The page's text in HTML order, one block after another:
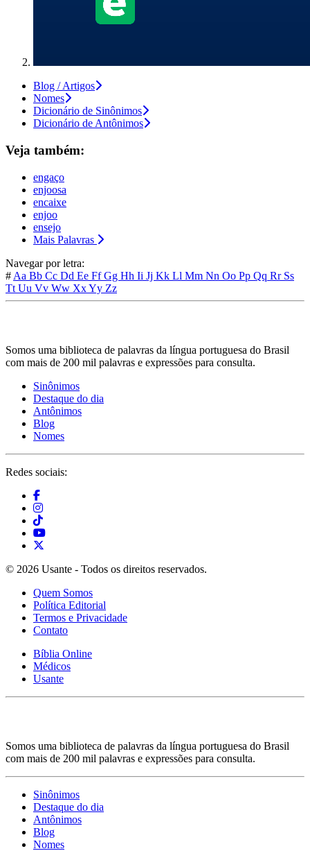
Blog / Artigos
Nomes
Dicionário de Sinônimos
Dicionário de Antônimos
Veja também:
engaço
enjoosa
encaixe
enjoo
ensejo
Mais Palavras
Navegar por letra:
# Aa Bb Cc Dd Ee FfGg Hh Ii Jj Kk Ll Mm Nn Oo Pp Qq Rr Ss
Tt Uu Vv Ww XxYy Zz
Somos uma biblioteca de palavras da língua portuguesa do Brasil
com mais de 200 mil palavras e expressões para consulta.
Sinônimos
Destaque do dia
Antônimos
Blog
Nomes
Redes sociais:
© 2026 Usante - Todos os direitos reservados.
Quem Somos
Política Editorial
Termos e Privacidade
Contato
Bíblia Online
Médicos
Usante
Somos uma biblioteca de palavras da língua portuguesa do Brasil
com mais de 200 mil palavras e expressões para consulta.
Sinônimos
Destaque do dia
Antônimos
Blog
Nomes